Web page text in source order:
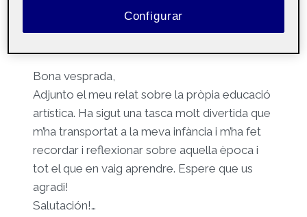
Pública
Bona vesprada,
Adjunto el meu relat sobre la pròpia educació
artística. Ha sigut una tasca molt divertida que
m’ha transportat a la meva infància i m’ha fet
recordar i reflexionar sobre aquella època i
tot el que en vaig aprendre. Espere que us
agradi!
Salutación!…
Configurar